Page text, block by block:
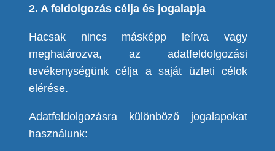
2. A feldolgozás célja és jogalapja
Hacsak nincs másképp leírva vagy
meghatározva, az adatfeldolgozási
tevékenységünk célja a saját üzleti célok
elérése.
Adatfeldolgozásra különböző jogalapokat
használunk: